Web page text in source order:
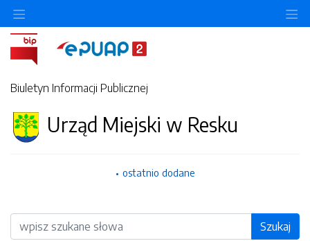
Biuletyn Informacji Publicznej
Urząd Miejski w Resku
ostatnio dodane
Wyszukiwarka Szukaj